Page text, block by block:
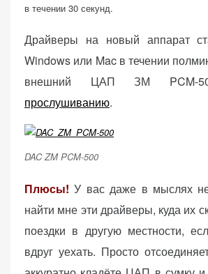
в течении 30 секунд.
Драйверы на новый аппарат
Windows или Mac в течении
внешний ЦАП ЗМ PCM-
прослушиванию.
DAC ZM PCM-500
Плюсы! У вас даже в мыслях не
найти мне эти драйверы, куда их
поездки в другую местности,
вдруг уехать. Просто